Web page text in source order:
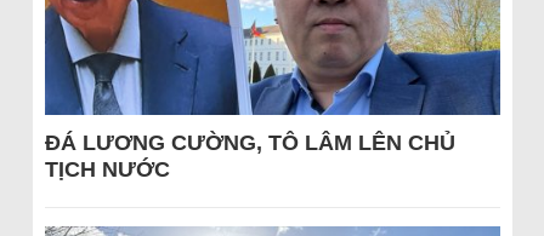
ĐÁ LƯƠNG CƯỜNG, TÔ LÂM LÊN CHỦ
TỊCH NƯỚC